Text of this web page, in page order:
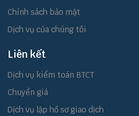
Chính sách bảo mật
Dịch vụ của chúng tôi
Liên kết
Dịch vụ kiểm toán BTCT
Chuyển giá
Dịch vụ lập hồ sơ giao dịch